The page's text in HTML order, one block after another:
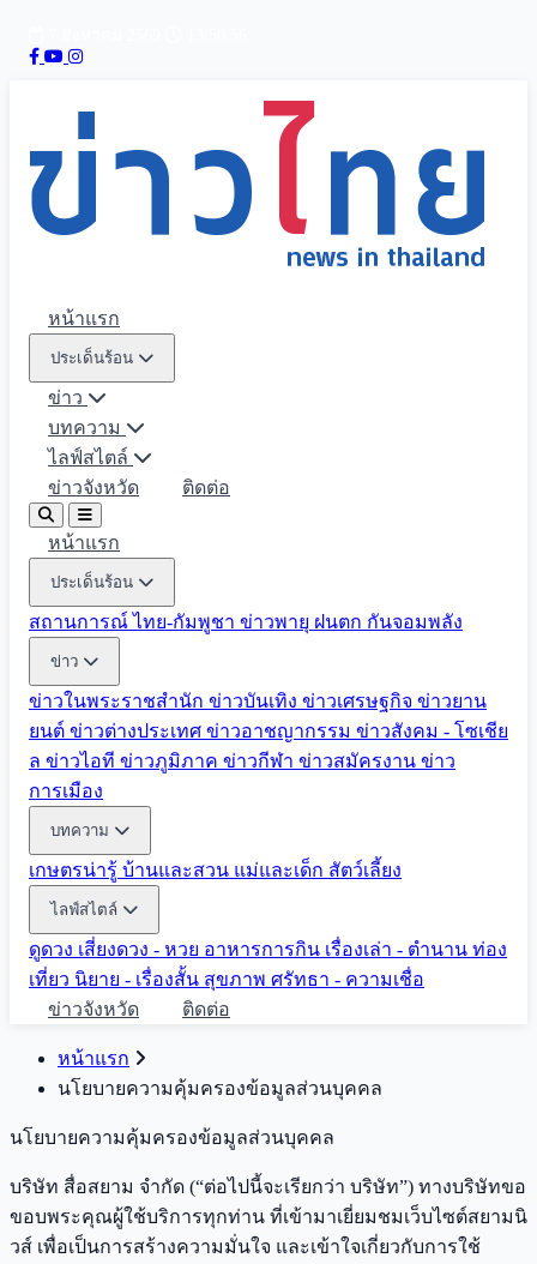
หน้าแรก
ประเด็นร้อน
ข่าว
บทความ
ไลฟ์สไตล์
ข่าวจังหวัด
ติดต่อ
หน้าแรก
ประเด็นร้อน
สถานการณ์ ไทย-กัมพูชา ข่าวพายุ ฝนตก กันจอมพลัง
ข่าว
ข่าวในพระราชสำนัก ข่าวบันเทิง ข่าวเศรษฐกิจ ข่าวยาน
ยนต์ ข่าวต่างประเทศ ข่าวอาชญากรรม ข่าวสังคม - โซเชีย
ล ข่าวไอที ข่าวภูมิภาค ข่าวกีฬา ข่าวสมัครงาน ข่าว
การเมือง
บทความ
เกษตรน่ารู้ บ้านและสวน แม่และเด็ก สัตว์เลี้ยง
ไลฟ์สไตล์
ดูดวง เสี่ยงดวง - หวย อาหารการกิน เรื่องเล่า - ตำนาน ท่อง
เที่ยว นิยาย - เรื่องสั้น สุขภาพ ศรัทธา - ความเชื่อ
ข่าวจังหวัด
ติดต่อ
หน้าแรก
นโยบายความคุ้มครองข้อมูลส่วนบุคคล
นโยบายความคุ้มครองข้อมูลส่วนบุคคล
บริษัท สื่อสยาม จํากัด (“ต่อไปนี้จะเรียกว่า บริษัท”) ทางบริษัทขอ
ขอบพระคุณผู้ใช้บริการทุกท่าน ที่เข้ามาเยี่ยมชมเว็บไซต์สยามนิ
วส์ เพื่อเป็นการสร้างความมั่นใจ และเข้าใจเกี่ยวกับการใช้